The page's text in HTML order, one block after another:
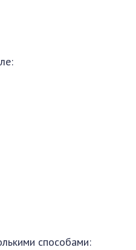
способами: